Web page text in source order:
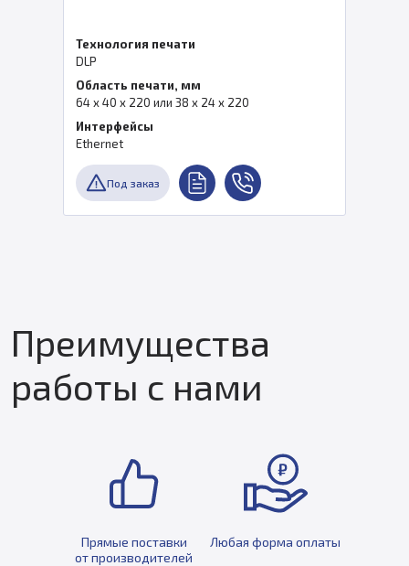
Технология печати
DLP
Область печати, мм
64 x 40 x 220 или 38 x 24 x 220
Интерфейсы
Ethernet
Под заказ
Преимущества
работы с нами
Прямые поставки
от производителей
Любая форма оплаты